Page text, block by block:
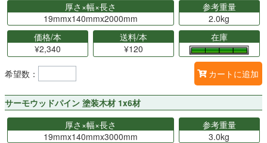
厚さ×幅×長さ
19mmx140mmx2000mm
参考重量
2.0kg
価格/本
¥2,340
送料/本
¥120
在庫
希望数： カートに追加
サーモウッドパイン 塗装木材 1x6材
厚さ×幅×長さ
19mmx140mmx3000mm
参考重量
3.0kg